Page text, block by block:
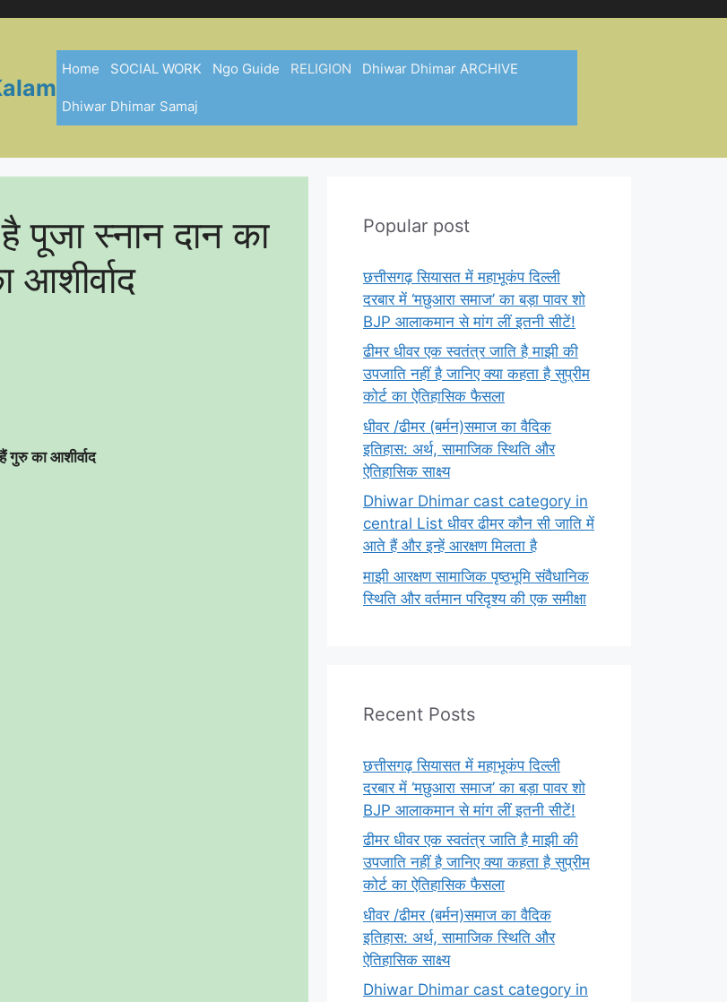
Home SOCIAL WORK Ngo Guide RELIGION Dhiwar Dhimar ARCHIVE
Dhiwar Dhimar Samaj
पूजा स्नान दान का
गुरु का आशीर्वाद
Popular post
छत्तीसगढ़ सियासत में महाभूकंप दिल्ली
दरबार में ‘मछुआरा समाज’ का बड़ा पावर शो
BJP आलाकमान से मांग लीं इतनी सीटें!
ढीमर धीवर एक स्वतंत्र जाति है माझी की
उपजाति नहीं है जानिए क्या कहता है सुप्रीम
कोर्ट का ऐतिहासिक फैसला
धीवर /ढीमर (बर्मन)समाज का वैदिक
इतिहास: अर्थ, सामाजिक स्थिति और
ऐतिहासिक साक्ष्य
Dhiwar Dhimar cast category in
central List धीवर ढीमर कौन सी जाति में
आते हैं और इन्हें आरक्षण मिलता है
माझी आरक्षण सामाजिक पृष्ठभूमि संवैधानिक
स्थिति और वर्तमान परिदृश्य की एक समीक्षा
Recent Posts
छत्तीसगढ़ सियासत में महाभूकंप दिल्ली
दरबार में ‘मछुआरा समाज’ का बड़ा पावर शो
BJP आलाकमान से मांग लीं इतनी सीटें!
ढीमर धीवर एक स्वतंत्र जाति है माझी की
उपजाति नहीं है जानिए क्या कहता है सुप्रीम
कोर्ट का ऐतिहासिक फैसला
धीवर /ढीमर (बर्मन)समाज का वैदिक
इतिहास: अर्थ, सामाजिक स्थिति और
ऐतिहासिक साक्ष्य
Dhiwar Dhimar cast category in